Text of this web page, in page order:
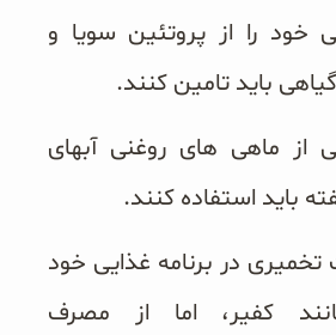
خود را از پروتئین سویا و
باید تامین کنند.
از ماهی های روغنی آبهای
باید استفاده کنند.
تخمیری در برنامه غذایی خود
کفیر، اما از مصرف